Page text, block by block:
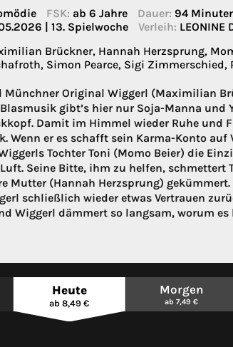
FSK: ab 6 Jahre Dauer: 94
| 13. Spielwoche Verleih:
Brückner, Hannah Herzsprung,
Simon Pearce, Sigi
Münchner Original Wiggerl (Maximilian
gibt’s hier nur Soja-Manna
Damit im Himmel wieder Ruhe
Wenn er es schafft sein Karma-Konto
Tochter Toni (Momo Beier) die
Seine Bitte, ihm zu helfen,
Mutter (Hannah Herzsprung)
schließlich wieder etwas Vertrauen
Wiggerl dämmert so langsam, worum
Heute
ab 8,49 €
Morgen
ab 7,49 €